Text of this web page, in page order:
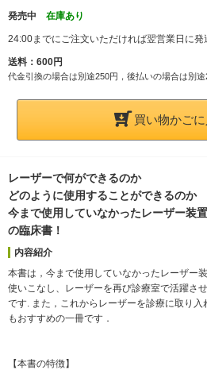
発売中 在庫あり
24:00までにご注文いただければ翌営業日に発
送料：600円
代金引換の場合は別途250円，後払いの場合は別途
買い物かご
レーザーで何ができるのか
どのように使用することができるのか
今まで使用していなかったレーザー装
の臨床書！
内容紹介
本書は，今まで使用していなかったレーザー
使いこなし、レーザーを再び診療室で活躍さ
です. また，これからレーザーを診療に取り
もおすすめの一冊です．
【本書の特徴】